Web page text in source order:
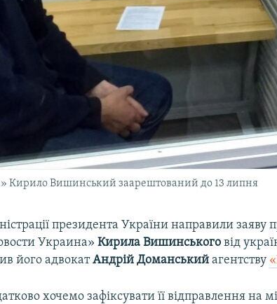
Кирило Вишинський заарештований до 13 липня
президента України направили заяву
Украина»Кирила Вишинського від
його адвокатАндрій Доманськийагентству
хочемо зафіксувати її відправлення на